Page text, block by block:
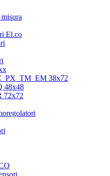
El.co
38x72
48x48
72x72